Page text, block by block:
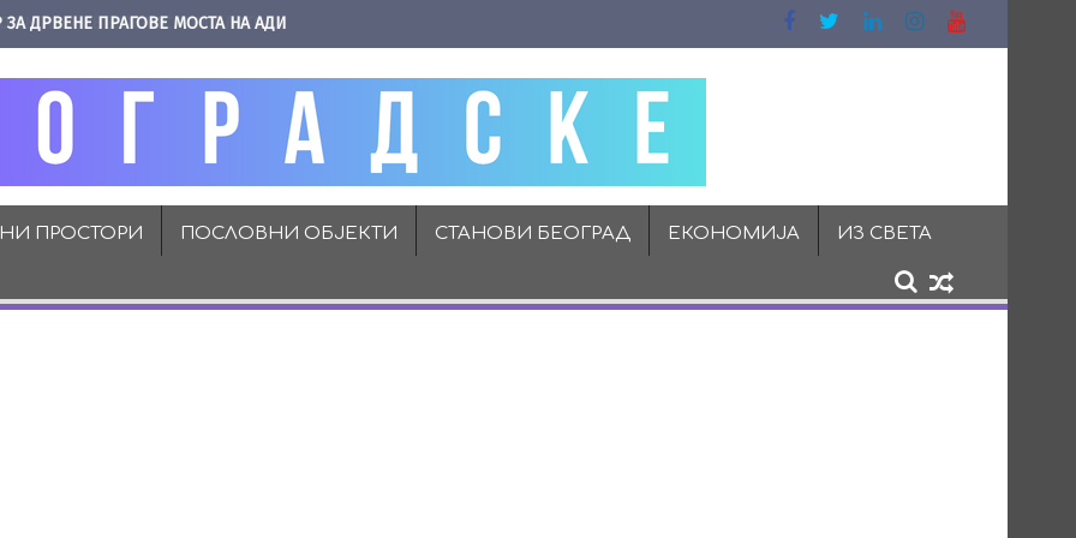
ЗА ДРВЕНЕ ПРАГОВЕ МОСТА НА АДИ
ПРОСТОРИ ПОСЛОВНИ ОБЈЕКТИ СТАНОВИ БЕОГРАД ЕКОНОМИЈА ИЗ СВЕТА